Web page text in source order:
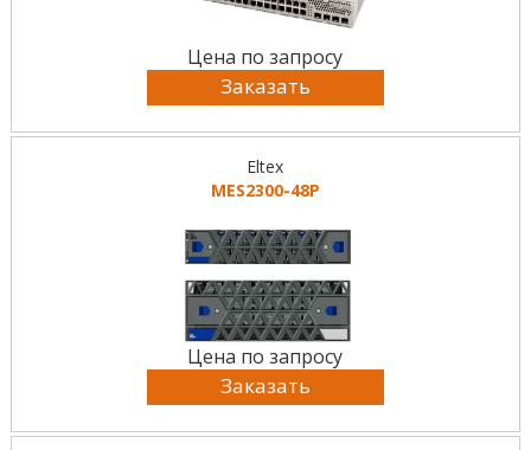
Цена по запросу
Заказать
Eltex
MES2300-48P
Цена по запросу
Заказать